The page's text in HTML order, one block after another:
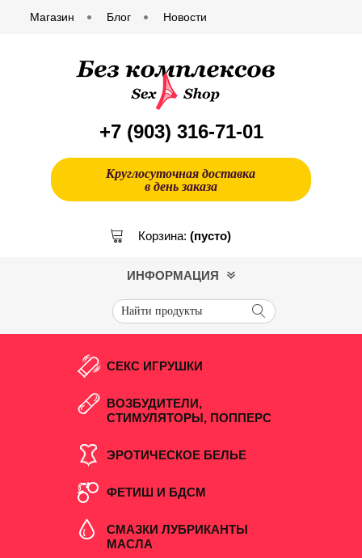
Магазин Блог Новости
+7 (903) 316-71-01
Круглосуточная доставка
в день заказа
Корзина: (пусто)
ИНФОРМАЦИЯ
СЕКС ИГРУШКИ
ВОЗБУДИТЕЛИ,
СТИМУЛЯТОРЫ, ПОППЕРС
ЭРОТИЧЕСКОЕ БЕЛЬЕ
ФЕТИШ И БДСМ
СМАЗКИ ЛУБРИКАНТЫ
МАСЛА